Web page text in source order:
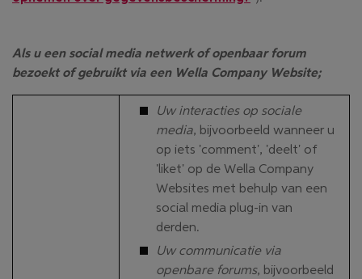
Als u een social media netwerk of openbaar forum
bezoekt of gebruikt via een Wella Company Website;
Uw interacties op sociale
media, bijvoorbeeld wanneer u
op iets 'comment', 'deelt' of
'liket' op de Wella Company
Websites met behulp van een
social media plug-in van
derden.
Uw communicatie via
openbare forums, bijvoorbeeld